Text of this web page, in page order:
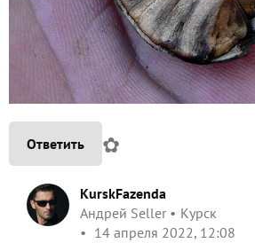
Ответить ✿
KurskFazenda
Андрей Seller
Курск
14 апреля 2022, 12:08